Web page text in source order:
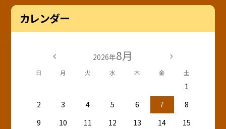
カレンダー
2026年8月
日 月 火 水 木 金 土
1
2
3 4 5 6 7
8
9
10 11 12 13 14
15